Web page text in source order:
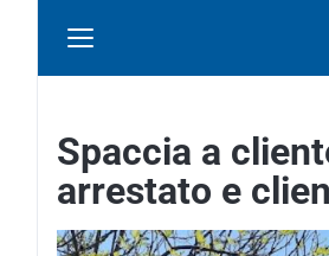
Spaccia a
arrestato e